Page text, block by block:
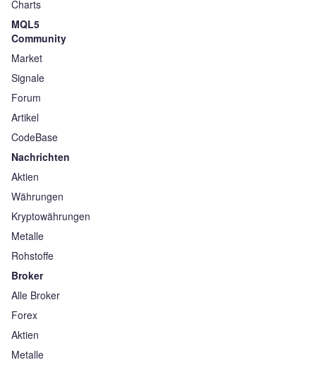
Charts
MQL5
Community
Market
Signale
Forum
Artikel
CodeBase
Nachrichten
Aktien
Währungen
Kryptowährungen
Metalle
Rohstoffe
Broker
Alle Broker
Forex
Aktien
Metalle